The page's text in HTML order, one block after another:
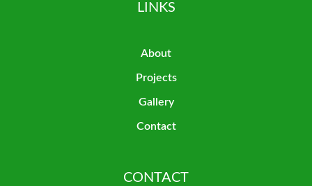
LINKS
About
Projects
Gallery
Contact
CONTACT